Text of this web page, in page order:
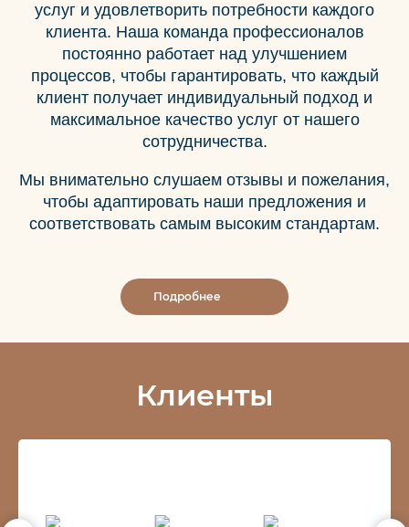
услуг и удовлетворить потребности каждого
клиента. Наша команда профессионалов
постоянно работает над улучшением
процессов, чтобы гарантировать, что каждый
клиент получает индивидуальный подход и
максимальное качество услуг от нашего
сотрудничества.
Мы внимательно слушаем отзывы и пожелания,
чтобы адаптировать наши предложения и
соответствовать самым высоким стандартам.
Подробнее
Клиенты